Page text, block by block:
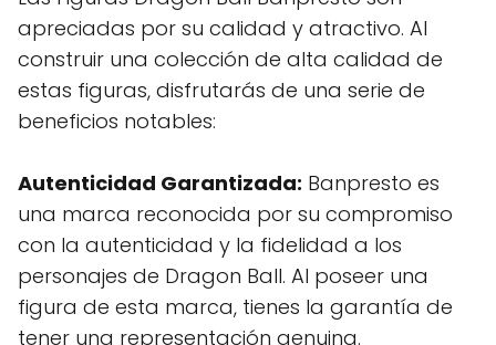
apreciadas por su calidad y atractivo. Al
construir una colección de alta calidad de
estas figuras, disfrutarás de una serie de
beneficios notables:
Autenticidad Garantizada: Banpresto es
una marca reconocida por su compromiso
con la autenticidad y la fidelidad a los
personajes de Dragon Ball. Al poseer una
figura de esta marca, tienes la garantía de
tener una representación genuina.